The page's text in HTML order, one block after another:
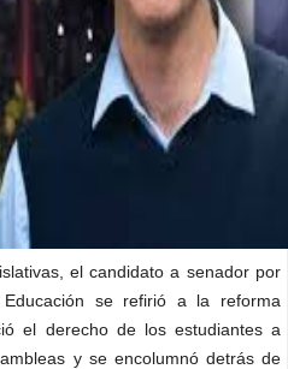
el candidato a senador por
se refirió a la reforma
el derecho de los estudiantes a
y se encolumnó detrás de